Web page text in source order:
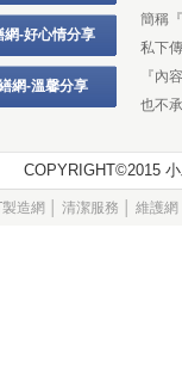
網-好心情分享
網-溫馨分享
簡稱
私下
『內
也不
製造網 清潔服務 維護網